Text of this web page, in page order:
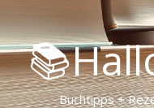
Buchtipps +